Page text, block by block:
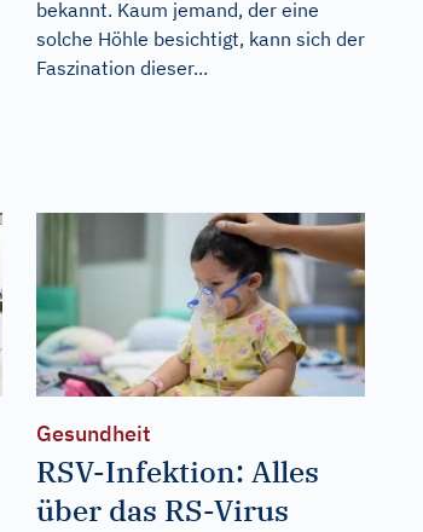
bekannt. Kaum jemand, der eine
solche Höhle besichtigt, kann sich der
Faszination dieser...
Gesundheit
RSV-Infektion: Alles
über das RS-Virus